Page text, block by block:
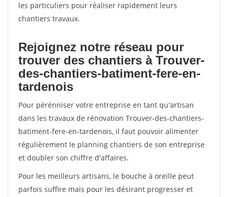
les particuliers pour réaliser rapidement leurs
chantiers travaux.
Rejoignez notre réseau pour
trouver des chantiers à Trouver-
des-chantiers-batiment-fere-en-
tardenois
Pour pérénniser votre entreprise en tant qu'artisan
dans les travaux de rénovation Trouver-des-chantiers-
batiment-fere-en-tardenois, il faut pouvoir alimenter
régulièrement le planning chantiers de son entreprise
et doubler son chiffre d'affaires.
Pour les meilleurs artisans, le bouche à oreille peut
parfois suffire mais pour les désirant progresser et